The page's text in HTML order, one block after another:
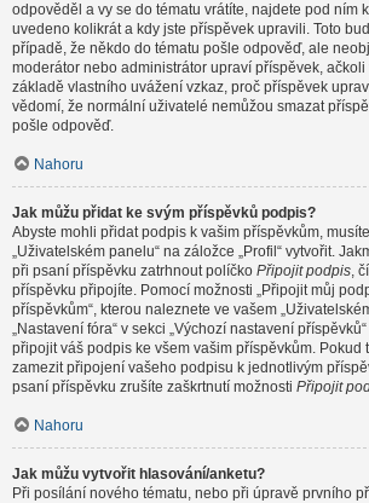
odpověděl a vy se do tématu vrátíte, najdete pod ním
uvedeno kolikrát a kdy jste příspěvek upravili. Toto
případě, že někdo do tématu pošle odpověď, ale
moderátor nebo administrátor upraví příspěvek,
základě vlastního uvážení vzkaz, proč příspěvek
vědomí, že normální uživatelé nemůžou smazat
pošle odpověď.
Nahoru
Jak můžu přidat ke svým příspěvků podpis?
Abyste mohli přidat podpis k vašim příspěvkům,
„Uživatelském panelu“ na záložce „Profil“ vytvořit.
při psaní příspěvku zatrhnout políčko Připojit podpis,
příspěvku připojíte. Pomocí možnosti „Připojit můj
příspěvkům“, kterou naleznete ve vašem
„Nastavení fóra“ v sekci „Výchozí nastavení
připojit váš podpis ke všem vašim příspěvkům. Pokud
zamezit připojení vašeho podpisu k jednotlivým
psaní příspěvku zrušíte zaškrtnutí možnosti Připojit
Nahoru
Jak můžu vytvořit hlasování/anketu?
Při posílání nového tématu, nebo při úpravě prvního